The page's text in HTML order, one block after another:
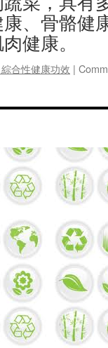
、骨骼健
健康。
合性健康功效 |